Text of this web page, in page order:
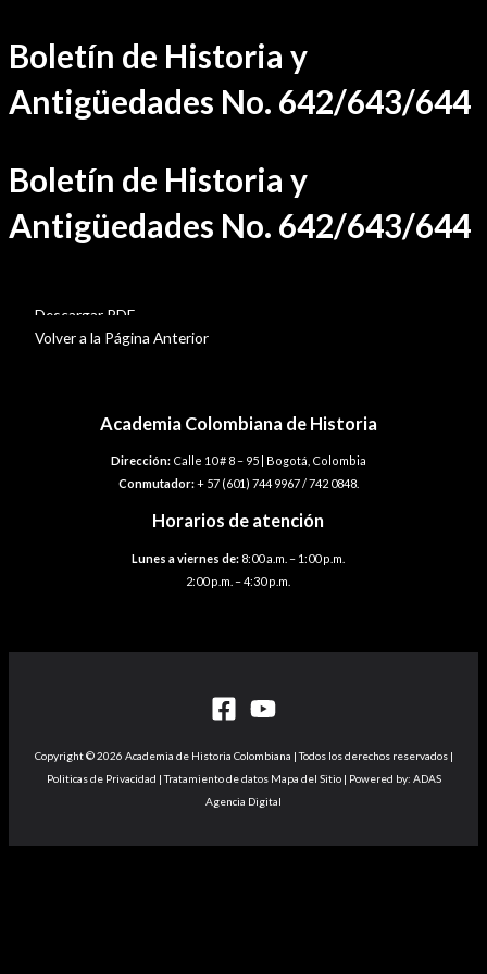
Ir
al
contenido
Boletín de Historia y
Antigüedades No. 642/643/644
Boletín de Historia y
Antigüedades No. 642/643/644
Descargar PDF
Volver a la Página Anterior
Academia Colombiana de Historia
Dirección:Calle 10 # 8 – 95 | Bogotá, Colombia
Conmutador:+ 57 (601) 744 9967 / 742 0848.
Horarios de atención
Lunes a viernes de: 8:00 a.m. – 1:00 p.m.
2:00 p.m. – 4:30 p.m.
Copyright © 2026 Academia de Historia Colombiana | Todos los derechos reservados |
Politicas de Privacidad | Tratamiento de datos Mapa del Sitio | Powered by: ADAS
Agencia Digital